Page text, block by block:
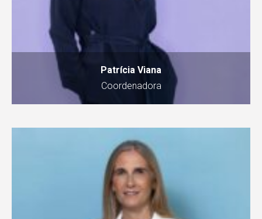
Patrícia Viana
Coordenadora